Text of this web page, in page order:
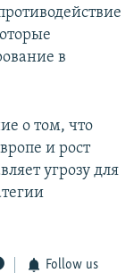
в
о том, что
и рост
угрозу для
Follow us